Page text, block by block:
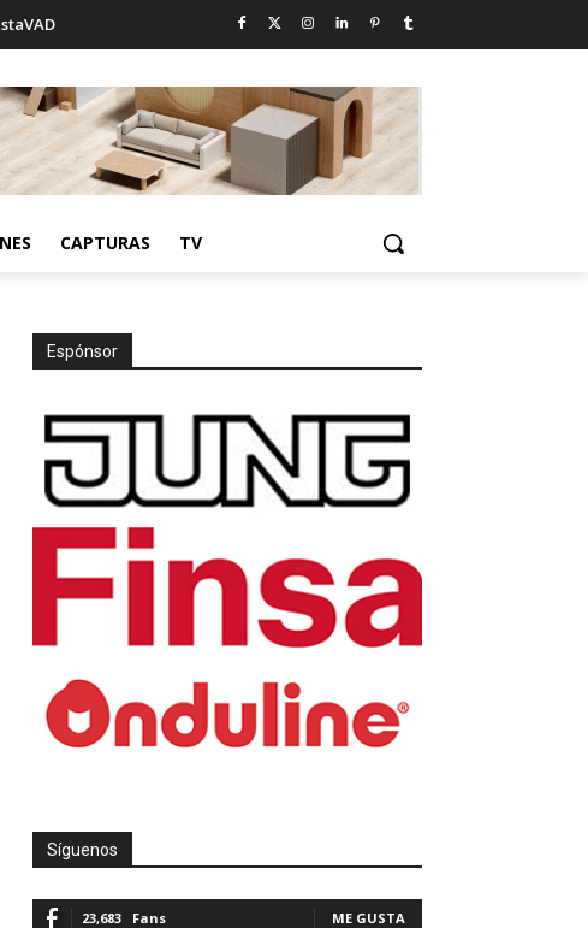
CAPTURAS TV
Espónsor
Síguenos
23,683 Fans ME GUSTA